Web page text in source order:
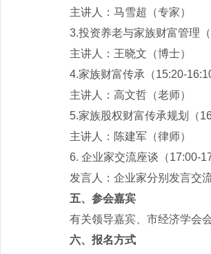
主讲人：马雪超（专家）
3.投资养老与家族财富管理（
主讲人：王晓文（博士）
4.家族财富传承（15:20-16:10
主讲人：高文哲（老师）
5.家族股权财富传承规划（
主讲人：陈建军（律师）
6. 企业家交流座谈（17:00-
发言人：企业家分别发言交
五、参会嘉宾
有关领导嘉宾、市经济学会
六、报名方式